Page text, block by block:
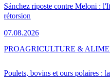
Sánchez riposte contre Meloni :
rétorsion
07.08.2026
Poulets, bovins et ours polaires :
PROAGRICULTURE &